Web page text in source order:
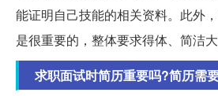
能证明自己技能的相关资料。此外
是很重要的，整体要求得体、简洁大
求职面试时简历重要吗?简历需